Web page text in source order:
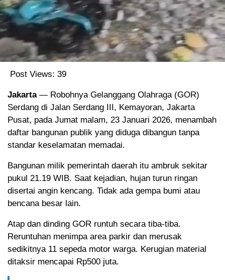
Post Views: 39
Jakarta— Robohnya Gelanggang Olahraga (GOR)
Serdang di Jalan Serdang III, Kemayoran, Jakarta
Pusat, pada Jumat malam, 23 Januari 2026, menambah
daftar bangunan publik yang diduga dibangun tanpa
standar keselamatan memadai.
Bangunan milik pemerintah daerah itu ambruk sekitar
pukul 21.19 WIB. Saat kejadian, hujan turun ringan
disertai angin kencang. Tidak ada gempa bumi atau
bencana besar lain.
Atap dan dinding GOR runtuh secara tiba-tiba.
Reruntuhan menimpa area parkir dan merusak
sedikitnya 11 sepeda motor warga. Kerugian material
ditaksir mencapai Rp500 juta.